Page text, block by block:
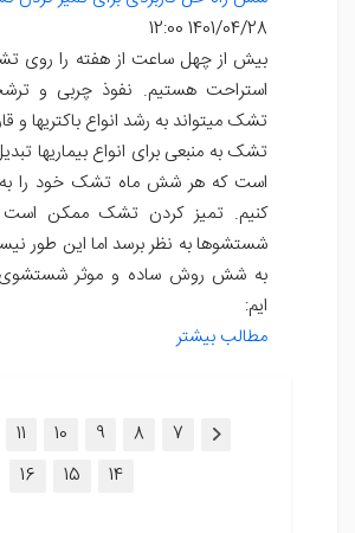
1401/04/28 12:00
بیش از چهل ساعت از هفته را روی
استراحت هستیم. نفوذ چربی و
تشک میتواند به رشد انواع باکتریها و
تشک به منبعی برای انواع بیماریها
است که هر شش ماه تشک خود را به
کنیم. تمیز کردن تشک ممکن
شستشوها به نظر برسد اما این طور
به شش روش ساده و موثر
ایم:
مطالب بیشتر
7
8
9
10
11
14
15
16